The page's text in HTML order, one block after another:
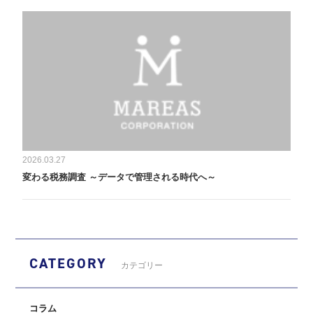
2026.03.27
変わる税務調査 ～データで管理される時代へ～
CATEGORY カテゴリー
コラム